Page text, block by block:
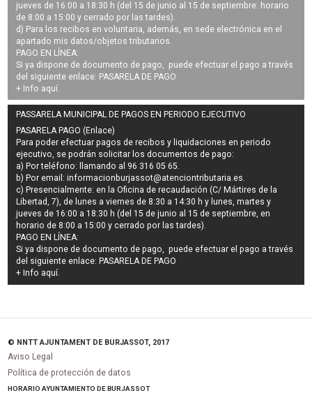
jueves de 16:00 a 18:30 h (del 15 de junio al 15 de septiembre: horario
de 8:00 a 15:00 y cerrado por las tardes).
d) Para los recibos en voluntaria, además, en sede electrónica en el
apartado mis datos/objetos tributarios.
PAGO EN LÍNEA:
Si ya dispone de documento de pago, puede efectuar el pago a través
del siguiente enlace: PASARELA DE PAGO
+ Info aquí.
PASSARELA MUNICIPAL DE PAGOS EN PERIODO EJECUTIVO
PASARELA PAGO (Enlace)
Para poder efectuar pagos derecibos y liquidaciones en periodo
ejecutivo, se podrán solicitar los documentos de pago:
a) Por teléfono: llamando al 96 316 05 65.
b) Por email:informacionburjassot@atenciontributaria.es.
c) Presencialmente: en la Oficina de recaudación (C/ Mártires de la
Libertad, 7), de lunes a viernes de 8:30 a 14:30 h y lunes, martes y
jueves de 16:00 a 18:30 h (del 15 de junio al 15 de septiembre, en
horario de 8:00 a 15:00 y cerrado por las tardes).
PAGO EN LÍNEA:
Si ya dispone de documento de pago, puede efectuar el pago a través
del siguiente enlace: PASARELA DE PAGO
+ Info aquí.
© NNTT AJUNTAMENT DE BURJASSOT, 2017
Aviso Legal
Política de protección de datos
HORARIO AYUNTAMIENTO DE BURJASSOT